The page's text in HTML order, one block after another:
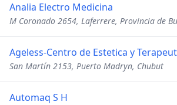
Analia Electro Medicina
M Coronado 2654, Laferrere, Provincia de
San Martín 2153, Puerto Madryn, Chubut
Automaq S H